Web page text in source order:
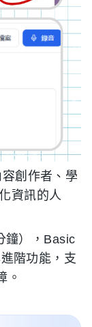
創作者、學
資訊的人
鐘），Basic
階功能，支
。